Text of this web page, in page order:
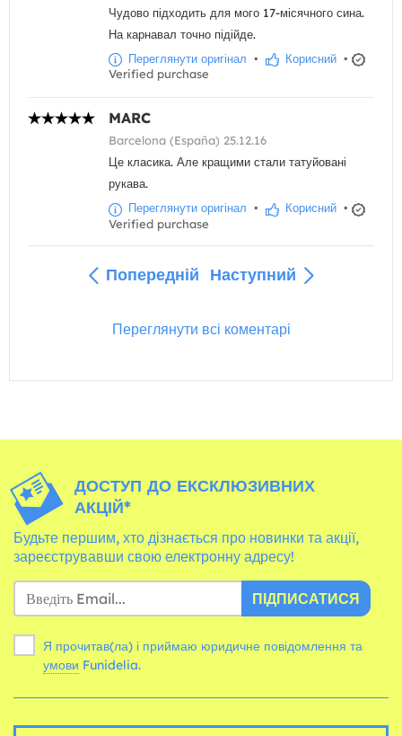
Чудово підходить для мого 17-місячного сина.
На карнавал точно підійде.
Переглянути оригінал • Корисний •
Verified purchase
MARC
Barcelona (España) 25.12.16
Це класика. Але кращими стали татуйовані
рукава.
Переглянути оригінал • Корисний •
Verified purchase
Попередній Наступний
Переглянути всі коментарі
ДОСТУП ДО ЕКСКЛЮЗИВНИХ
АКЦІЙ*
Будьте першим, хто дізнається про новинки та акції,
зареєструвавши свою електронну адресу!
ПІДПИСАТИСЯ
Я прочитав(ла) і приймаю юридичне повідомлення та
умови Funidelia.